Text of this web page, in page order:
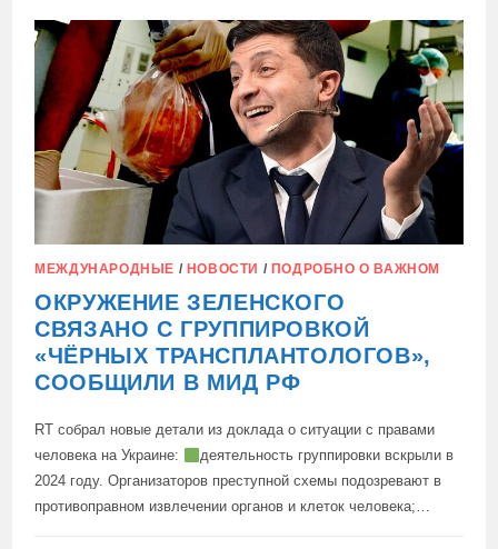
СОЮЗНИКОВ
ОТ
УКРАИНЫ
МЕЖДУНАРОДНЫЕ / НОВОСТИ / ПОДРОБНО О ВАЖНОМ
ОКРУЖЕНИЕ ЗЕЛЕНСКОГО
СВЯЗАНО С ГРУППИРОВКОЙ
«ЧЁРНЫХ ТРАНСПЛАНТОЛОГОВ»,
СООБЩИЛИ В МИД РФ
RT собрал новые детали из доклада о ситуации с правами
человека на Украине:
деятельность группировки вскрыли в
2024 году. Организаторов преступной схемы подозревают в
противоправном извлечении органов и клеток человека;…